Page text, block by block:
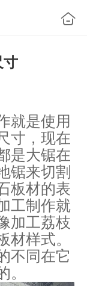
寸
就是使用
寸，现在
是大锯在
锯来切割
板材的表
工制作就
加工荔枝
材样式。
不同在它